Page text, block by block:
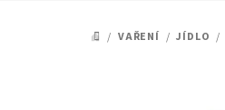
DOMŮ
/ VAŘENÍ / JÍDLO /